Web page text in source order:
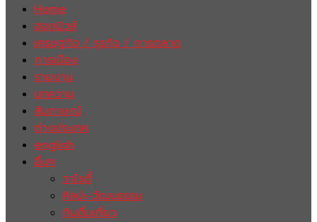
Home
ฮอตนิวส์
เศรษฐกิจ / ธุรกิจ / การตลาด
การเมือง
รายงาน
บทความ
สัมภาษณ์
ต่างประเทศ
english
อื่นๆ
วาไรตี้
ศิลปะ-วัฒนธรรม
กินดื่มเที่ยว